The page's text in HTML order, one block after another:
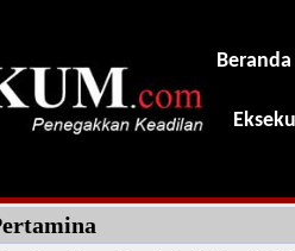
Beranda